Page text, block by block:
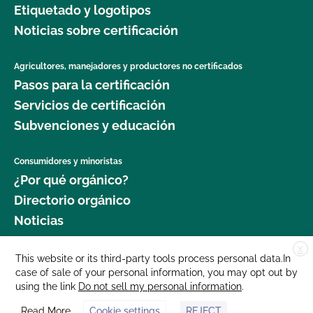
Seguridad Alimentaria?
¿Qué logotipos y declaraciones puedo poner en
mi producto certificado por OCal?
orgánico certificado?
¿Qué recursos existen en relación con los OMG y
la producción orgánica?
la certificación y el mantenimiento de registros?
¿Qué normas certifica el CCOF?
Etiquetado y logotipos
Noticias sobre certificación
Agricultores, manejadores y productores no certificados
Pasos para la certificación
Servicios de certificación
Subvenciones y educación
Consumidores y minoristas
¿Por qué orgánico?
Directorio orgánico
Noticias
Donar
Carreras profesionales
Sala de prensa
X
This website or its third-party tools process personal data.In
case of sale of your personal information, you may opt out by
using the link Do not sell my personal information.